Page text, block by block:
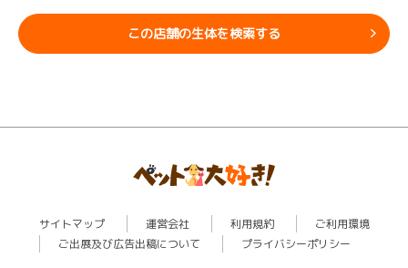
この店舗の生体を検索する
サイトマップ 運営会社 利用規約
ご利用環境
ご出展及び広告出稿について
プライバシーポリシー